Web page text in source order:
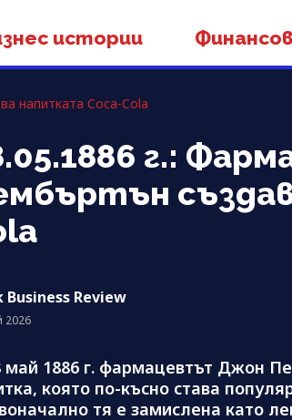
истории
напитката Coca-Cola
г.:
Business Review
2026
май 1886 г. фармацевтът Джон
която по-късно става
тя е замислена като